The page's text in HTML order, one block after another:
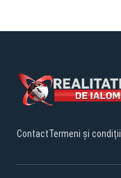
ContactTermeni și condiții